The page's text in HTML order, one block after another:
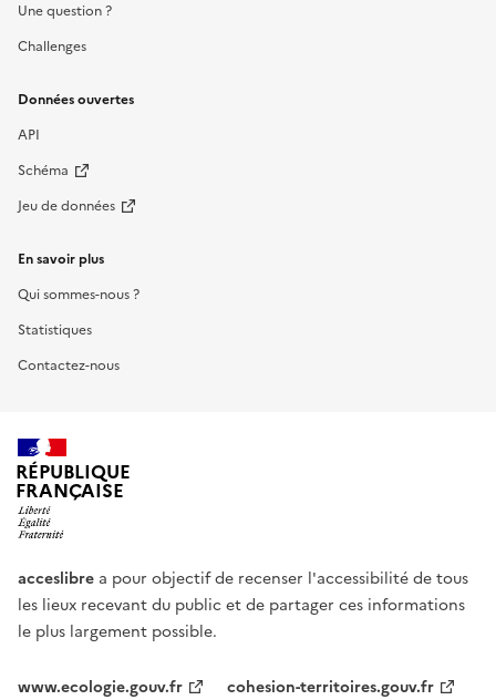
Une question ?
Challenges
Données ouvertes
API
Schéma
Jeu de données
En savoir plus
Qui sommes-nous ?
Statistiques
Contactez-nous
RÉPUBLIQUE
FRANÇAISE
acceslibre a pour objectif de recenser l'accessibilité de tous
les lieux recevant du public et de partager ces informations
le plus largement possible.
www.ecologie.gouv.fr
cohesion-territoires.gouv.fr